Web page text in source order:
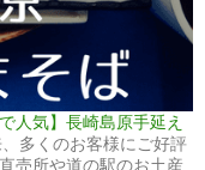
人気】長崎島原手延え
多くのお客様にご好評
売所や道の駅のお土産